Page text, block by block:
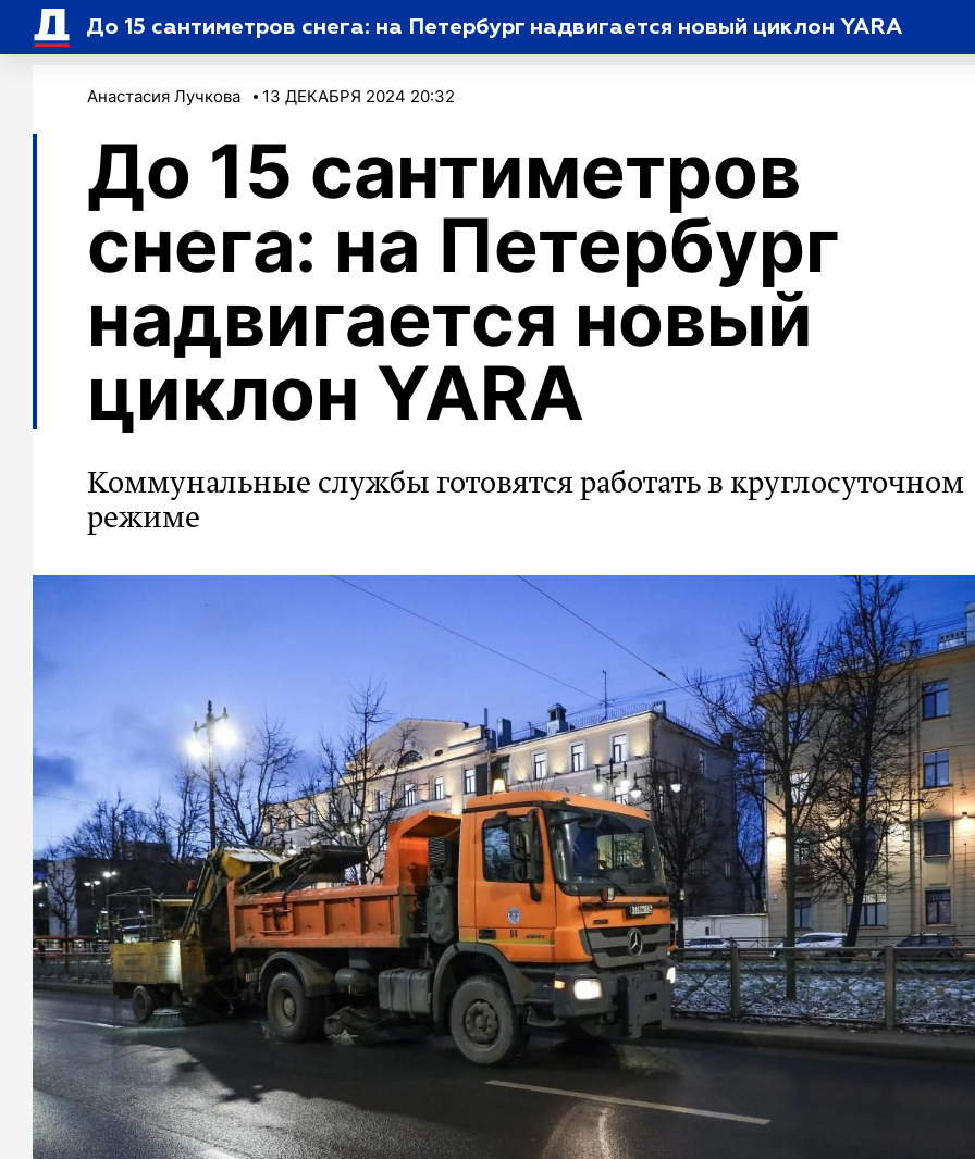
До 15 сантиметров снега: на Петербург надвигается новый циклон YARA
Анастасия Лучкова 13 ДЕКАБРЯ 2024 20:32
До 15 сантиметров
снега: на Петербург
надвигается новый
циклон YARA
Коммунальные службы готовятся работать в круглосуточном
режиме